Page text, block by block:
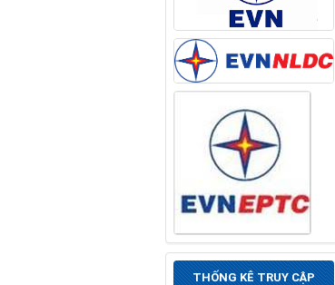
THỐNG KÊ TRUY CẬP